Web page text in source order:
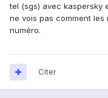
tel (sgs) avec kaspersky
ne vois pas comment
numéro.
Citer